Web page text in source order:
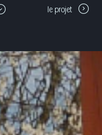
le projet